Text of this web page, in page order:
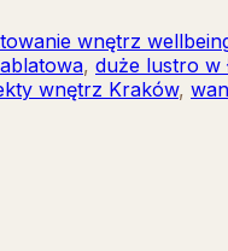
wnętrz
, duże lustro w
wnętrz Kraków,